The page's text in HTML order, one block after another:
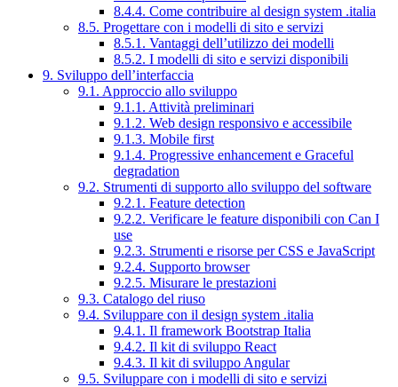
8.4.4. Come contribuire al design system .italia
8.5. Progettare con i modelli di sito e servizi
8.5.1. Vantaggi dell’utilizzo dei modelli
8.5.2. I modelli di sito e servizi disponibili
9. Sviluppo dell’interfaccia
9.1. Approccio allo sviluppo
9.1.1. Attività preliminari
9.1.2. Web design responsivo e accessibile
9.1.3. Mobile first
9.1.4. Progressive enhancement e Graceful
degradation
9.2. Strumenti di supporto allo sviluppo del software
9.2.1. Feature detection
9.2.2. Verificare le feature disponibili con Can I
use
9.2.3. Strumenti e risorse per CSS e JavaScript
9.2.4. Supporto browser
9.2.5. Misurare le prestazioni
9.3. Catalogo del riuso
9.4. Sviluppare con il design system .italia
9.4.1. Il framework Bootstrap Italia
9.4.2. Il kit di sviluppo React
9.4.3. Il kit di sviluppo Angular
9.5. Sviluppare con i modelli di sito e servizi